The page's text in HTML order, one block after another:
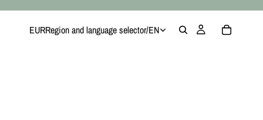
EURRegion and language selector/EN